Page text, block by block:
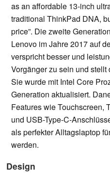
as an affordable 13-inch
traditional ThinkPad DNA,
price”. Die zweite
Lenovo im Jahre 2017 auf
verspricht besser und
Vorgänger zu sein und
Sie wurde mit Intel Core
Generation aktualisiert.
Features wie Touchscreen,
und USB-Type-C-
als perfekter Alltagslaptop
werden.
Design